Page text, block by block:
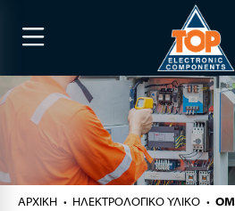
ΑΡΧΙΚΉ ΗΛΕΚΤΡΟΛΟΓΙΚΟ ΥΛΙΚΟ